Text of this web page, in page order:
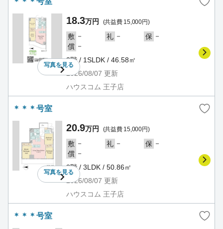
写真を見る
18.3万円 (共益費 15,000円)
敷 － 礼 － 保 －
償 －
3階 / 1SLDK / 46.58㎡
2026/08/07 更新
ハウスコム 王子店
＊＊＊号室
写真を見る
20.9万円 (共益費 15,000円)
敷 － 礼 － 保 －
償 －
8階 / 3LDK / 50.86㎡
2026/08/07 更新
ハウスコム 王子店
＊＊＊号室